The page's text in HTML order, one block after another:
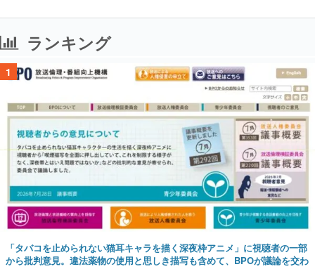
ランキング
1
「タバコを止められない猫耳キャラを描く深夜枠アニメ」に視聴者の一部
から批判意見。違法薬物の使用と思しき描写も含めて、BPOが議論を交わ